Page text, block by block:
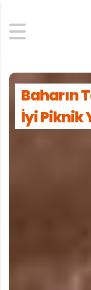
Search
Baharın
İyi Piknik